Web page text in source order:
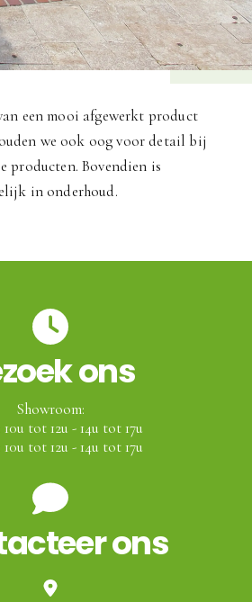
een mooi afgewerkt product
we ook oog voor detail bij
producten. Bovendien is
in onderhoud.
ons
Showroom:
tot 12u - 14u tot 17u
tot 12u - 14u tot 17u
ons